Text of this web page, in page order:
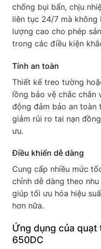
chống bụi bẩn, chịu
liên tục 24/7 mà không
lượng cao cho phép
trong các điều kiện
Tính an toàn
Thiết kế treo tường
lồng bảo vệ chắc chắn
động đảm bảo an toàn
giảm rủi ro tai nạn
ưu.
Điều khiển dễ dàng
Cung cấp nhiều mức
chỉnh dễ dàng theo
giúp tối ưu hóa hiệu
hơn nữa.
Ứng dụng của
650DC